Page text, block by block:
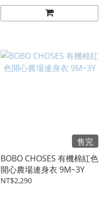
售完
BOBO CHOSES 有機棉紅色
開心農場連身衣 9M~3Y
NT$2,290